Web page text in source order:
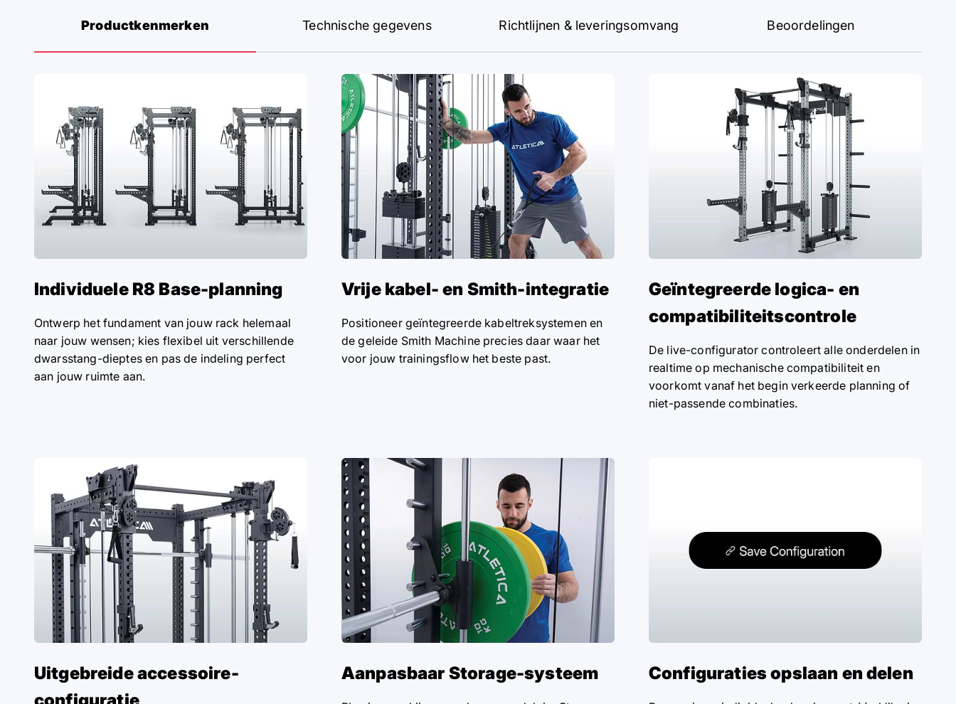
Productkenmerken
Individuele R8 Base-planning
Ontwerp het fundament van jouw rack helemaal
naar jouw wensen; kies flexibel uit verschillende
dwarsstang-dieptes en pas de indeling perfect
aan jouw ruimte aan.
Vrije kabel- en Smith-integratie
Positioneer geïntegreerde kabeltreksystemen en
de geleide Smith Machine precies daar waar het
voor jouw trainingsflow het beste past.
Geïntegreerde logica- en
compatibiliteitscontrole
De live-configurator controleert alle onderdelen in
realtime op mechanische compatibiliteit en
voorkomt vanaf het begin verkeerde planning of
niet-passende combinaties.
Uitgebreide accessoire-
Aanpasbaar Storage-systeem Configuraties opslaan en delen
Technische gegevens Richtlijnen & leveringsomvang Beoordelingen